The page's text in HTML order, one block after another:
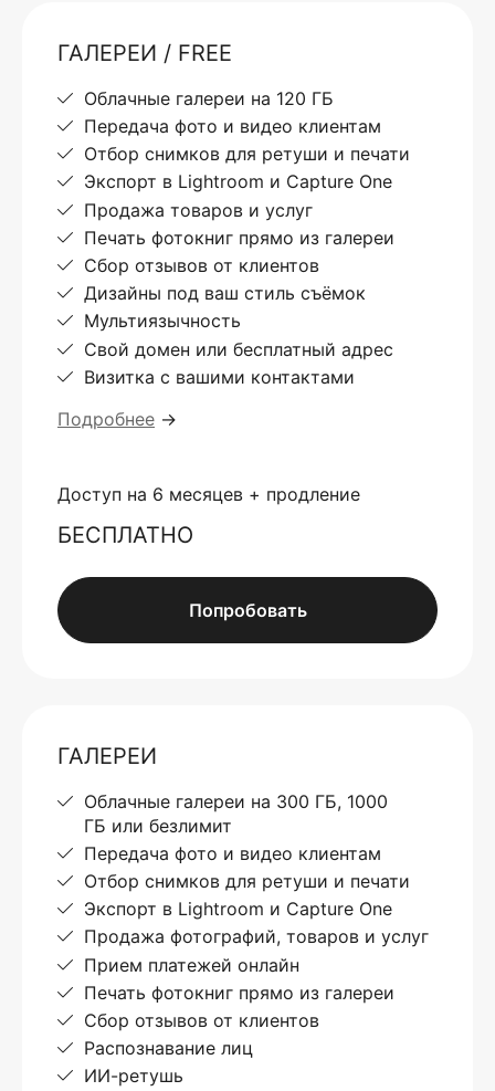
ГАЛЕРЕИ / FREE
Облачные галереи на 120 ГБ
Передача фото и видео клиентам
Отбор снимков для ретуши и печати
Экспорт в Lightroom и Capture One
Продажа товаров и услуг
Печать фотокниг прямо из галереи
Сбор отзывов от клиентов
Дизайны под ваш стиль съёмок
Мультиязычность
Свой домен или бесплатный адрес
Визитка с вашими контактами
Подробнее →
Доступ на 6 месяцев + продление
БЕСПЛАТНО
Попробовать
ГАЛЕРЕИ
Облачные галереи на 300 ГБ, 1000
ГБ или безлимит
Передача фото и видео клиентам
Отбор снимков для ретуши и печати
Экспорт в Lightroom и Capture One
Продажа фотографий, товаров и услуг
Прием платежей онлайн
Печать фотокниг прямо из галереи
Сбор отзывов от клиентов
Распознавание лиц
ИИ-ретушь